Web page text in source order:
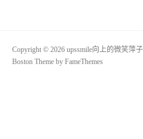
Copyright © 2026 upssmile向上的微笑萍
Boston Theme by FameThemes